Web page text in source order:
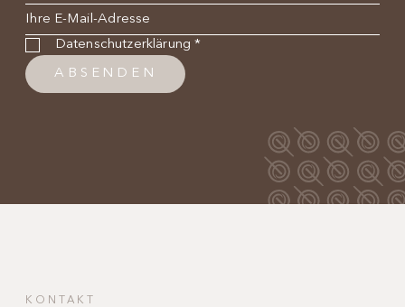
E-Mail *
Datenschutzbestimmung*
Datenschutzerklärung*
ABSENDEN
KONTAKT